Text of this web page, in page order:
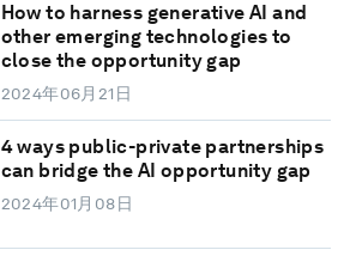
How to harness generative AI and
other emerging technologies to
close the opportunity gap
2024年06月21日
4 ways public-private partnerships
can bridge the AI opportunity gap
2024年01月08日